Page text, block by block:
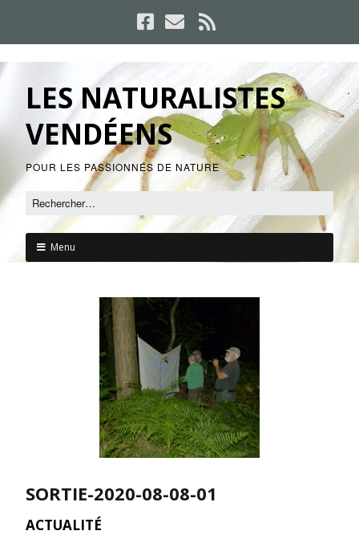
LES NATURALISTES
VENDÉENS
POUR LES PASSIONNÉS DE NATURE
Menu
SORTIE-2020-08-08-01
ACTUALITÉ